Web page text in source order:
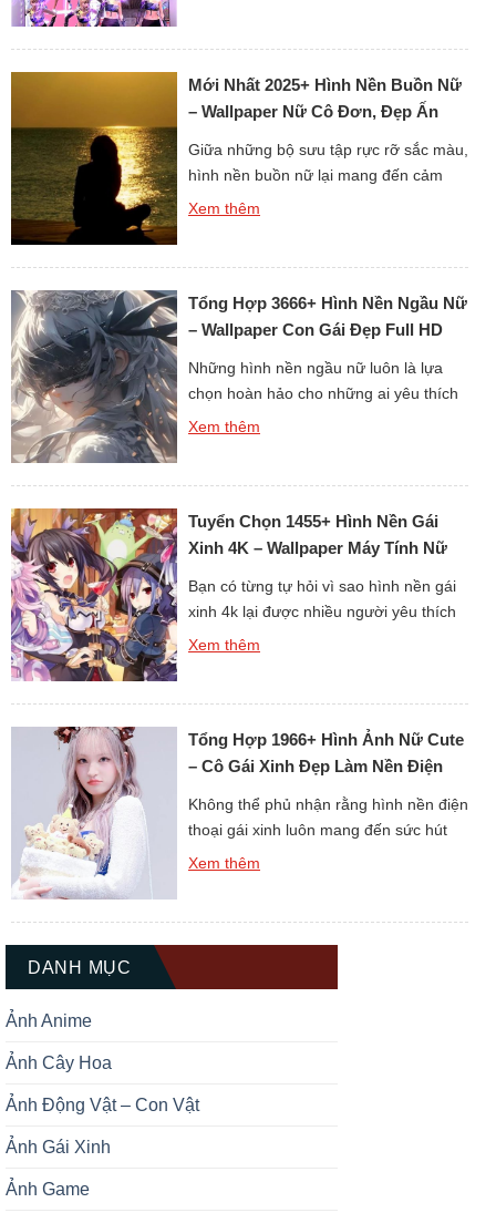
nên độc đáo ngay […]
Mới Nhất 2025+ Hình Nền Buồn Nữ
– Wallpaper Nữ Cô Đơn, Đẹp Ấn
Giữa những bộ sưu tập rực rỡ sắc màu,
hình nền buồn nữ lại mang đến cảm
xúc hoàn toàn khác biệt. Nếu hình nền
nụ cười gượng gạo hay giọt nước […]
Xem thêm
Tổng Hợp 3666+ Hình Nền Ngầu Nữ
– Wallpaper Con Gái Đẹp Full HD
Những hình nền ngầu nữ luôn là lựa
chọn hoàn hảo cho những ai yêu thích
sự cá tính và khác biệt. Mỗi bức ảnh
hình nền, mà còn là […]
Xem thêm
Tuyển Chọn 1455+ Hình Nền Gái
Xinh 4K – Wallpaper Máy Tính Nữ
Bạn có từng tự hỏi vì sao hình nền gái
xinh 4k lại được nhiều người yêu thích
đến vậy không? Những bức ảnh sắc
hình nền còn thể hiện […]
Xem thêm
Tổng Hợp 1966+ Hình Ảnh Nữ Cute
– Cô Gái Xinh Đẹp Làm Nền Điện
Không thể phủ nhận rằng hình nền điện
thoại gái xinh luôn mang đến sức hút
đặc biệt cho người dùng. Mỗi hình ảnh
Xem thêm
DANH MỤC
Ảnh Anime
Ảnh Cây Hoa
Ảnh Động Vật – Con Vật
Ảnh Gái Xinh
Ảnh Game